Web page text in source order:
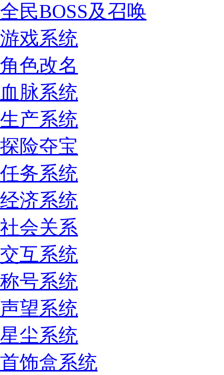
全民BOSS及召唤
游戏系统
角色改名
血脉系统
生产系统
探险夺宝
任务系统
经济系统
社会关系
交互系统
称号系统
声望系统
星尘系统
首饰盒系统